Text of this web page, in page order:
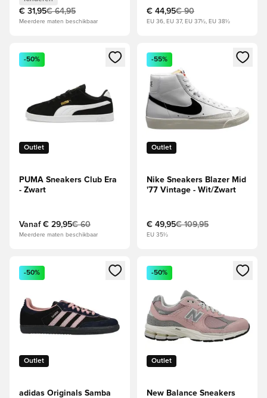
€ 31,95€ 64,95
Meerdere maten beschikbaar
€ 44,95€ 90
EU 36, EU 37, EU 37½, EU 38½
Opent een venster om in te loggen of je aan te melden als
Outlet
-50%
PUMA Sneakers Club Era
- Zwart
Vanaf € 29,95€ 60
Meerdere maten beschikbaar
Opent een venster om in te
Outlet
-55%
Nike Sneakers Blazer Mid
'77 Vintage - Wit/Zwart
€ 49,95€ 109,95
EU 35½
Opent een venster om in te loggen of je aan te melden als
Outlet
-50%
adidas Originals Samba
Opent een venster om in te
Outlet
-50%
New Balance Sneakers